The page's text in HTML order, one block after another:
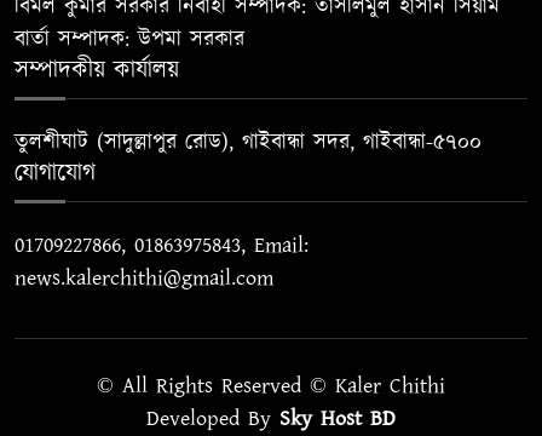
সুইসদের নিয়ে আর্জেন্টিনার যে ভয়
৯
সংস্কার নিয়ে জনগণের সঙ্গে প্রতারণা
করছে বিএনপি
১০
বিমল কুমার সরকার নির্বাহী সম্পাদক: তাসলিমুল হাসান সিয়াম
বার্তা সম্পাদক: উপমা সরকার
সম্পাদকীয় কার্যালয়
তুলশীঘাট (সাদুল্লাপুর রোড), গাইবান্ধা সদর, গাইবান্ধা-৫৭০০
যোগাযোগ
01709227866, 01863975843, Email:
news.kalerchithi@gmail.com
© All Rights Reserved © Kaler Chithi
Developed By Sky Host BD